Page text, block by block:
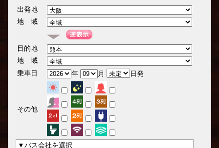
出発地
地 域
目的地
地 域
乗車日
年 月 日発
その他
▼バス会社を選択